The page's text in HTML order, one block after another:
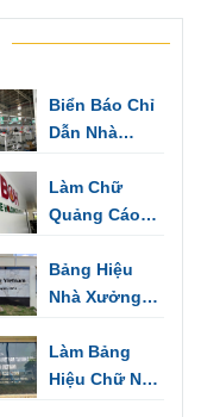
Biển Báo Chỉ
Dẫn Nhà
Cảnh Báo,
Chỉ Hướng
Làm Chữ
Quảng Cáo
Biển Tên Văn
Phòng
Bảng Hiệu
Nhà Xưởng
Dương | Biển
Hiệu Kho,
Làm Bảng
Hiệu Chữ Nổi